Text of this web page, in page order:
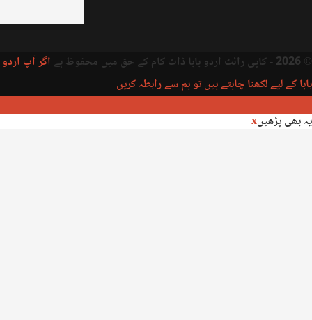
© 2026 - کاپی رائٹ اردو بابا ڈاٹ کام کے حق میں محفوظ ہے
اگر آپ اردو
بابا کے لیے لکھنا چاہتے ہیں تو ہم سے رابطہ کریں
یہ بھی پڑھیںx